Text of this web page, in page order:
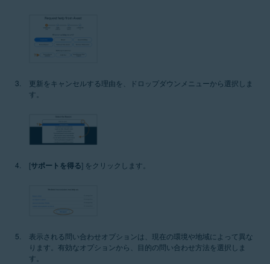
更新をキャンセルする理由を、ドロップダウンメニューから選択しま
す。
[サポートを得る] をクリックします。
表示される問い合わせオプションは、現在の環境や地域によって異な
ります。有効なオプションから、目的の問い合わせ方法を選択しま
す。